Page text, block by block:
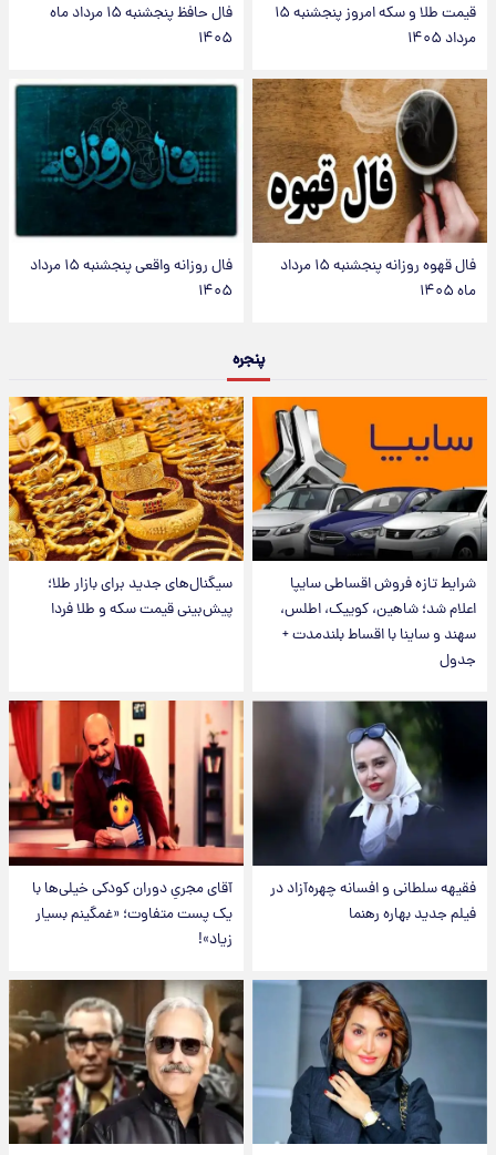
قیمت طلا و سکه امروز پنجشنبه ۱۵
مرداد ۱۴۰۵
فال حافظ پنجشنبه ۱۵ مرداد ماه
۱۴۰۵
فال قهوه روزانه پنجشنبه ۱۵ مرداد
ماه ۱۴۰۵
فال روزانه واقعی پنجشنبه ۱۵ مرداد
۱۴۰۵
پنجره
شرایط تازه فروش اقساطی سایپا
اعلام شد؛ شاهین، کوییک، اطلس،
سهند و ساینا با اقساط بلندمدت +
جدول
سیگنال‌های جدید برای بازار طلا؛
پیش‌بینی قیمت سکه و طلا فردا
فقیهه سلطانی و افسانه چهره‌آزاد در
فیلم جدید بهاره رهنما
آقای مجریِ دوران کودکی خیلی‌ها با
یک پست متفاوت؛ «غمگینم بسیار
زیاد»!